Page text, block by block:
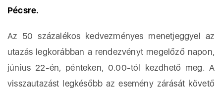
Pécsre.
Az 50 százalékos kedvezményes menetjeggyel az
utazás legkorábban a rendezvényt megelőző napon,
június 22-én, pénteken, 0.00-tól kezdhető meg. A
visszautazást legkésőbb az esemény zárását követő